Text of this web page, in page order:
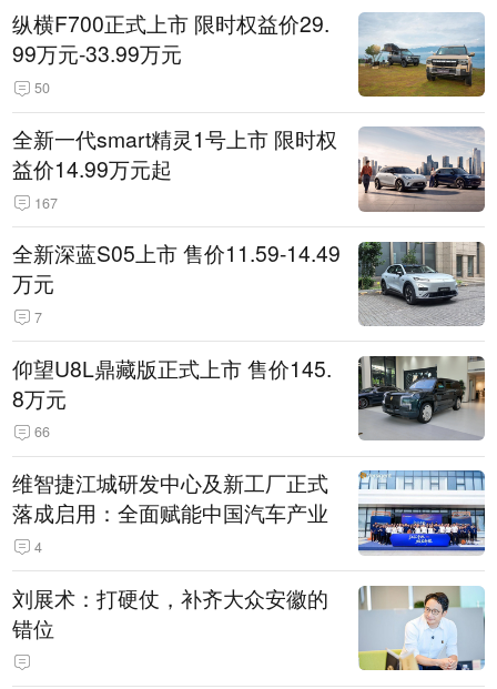
纵横F700正式上市 限时权益价29.
99万元-33.99万元
50
全新一代smart精灵1号上市 限时权
益价14.99万元起
167
全新深蓝S05上市 售价11.59-14.49
万元
7
仰望U8L鼎藏版正式上市 售价145.
8万元
66
维智捷江城研发中心及新工厂正式
落成启用：全面赋能中国汽车产业
4
刘展术：打硬仗，补齐大众安徽的
错位